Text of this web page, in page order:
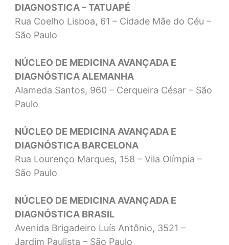
DIAGNOSTICA – TATUAPÉ
Rua Coelho Lisboa, 61 – Cidade Mãe do Céu –
São Paulo
NÚCLEO DE MEDICINA AVANÇADA E
DIAGNÓSTICA ALEMANHA
Alameda Santos, 960 – Cerqueira César – São
Paulo
NÚCLEO DE MEDICINA AVANÇADA E
DIAGNÓSTICA BARCELONA
Rua Lourenço Marques, 158 – Vila Olímpia –
São Paulo
NÚCLEO DE MEDICINA AVANÇADA E
DIAGNÓSTICA BRASIL
Avenida Brigadeiro Luís Antônio, 3521 –
Jardim Paulista – São Paulo